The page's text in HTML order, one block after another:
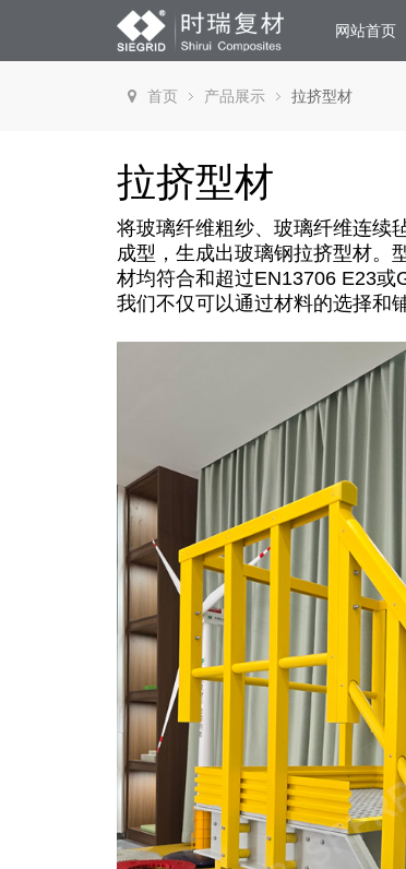
网站首页
首页 产品展示 拉挤型材
拉挤型材
将玻璃纤维粗纱、玻璃纤维连续
成型，生成出玻璃钢拉挤型材。
材均符合和超过EN13706 E23或
我们不仅可以通过材料的选择和